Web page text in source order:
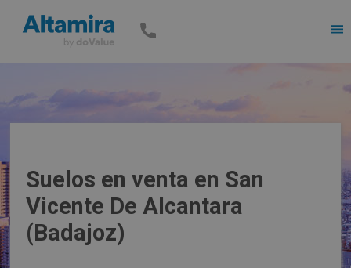
Suelos en venta en San
Vicente De Alcantara
(Badajoz)